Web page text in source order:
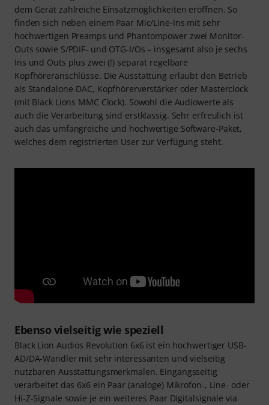
dem Gerät zahlreiche Einsatzmöglichkeiten eröffnen. So
finden sich neben einem Paar Mic/Line-Ins mit sehr
hochwertigen Preamps und Phantompower zwei Monitor-
Outs sowie S/PDIF- und OTG-I/Os – insgesamt also je sechs
Ins und Outs plus zwei (!) separat regelbare
Kopfhöreranschlüsse. Die Ausstattung erlaubt den Betrieb
als Standalone-DAC, Kopfhörerverstärker oder Masterclock
(mit Black Lions MMC Clock). Sowohl die Audiowerte als
auch die Verarbeitung sind erstklassig. Sehr erfreulich ist
auch das umfangreiche und hochwertige Software-Paket,
welches dem registrierten User zur Verfügung steht.
Ebenso vielseitig wie speziell
Black Lion Audios Revolution 6x6 ist ein hochwertiger USB-
AD/DA-Wandler mit sehr interessanten und vielseitig
nutzbaren Ausstattungsmerkmalen. Eingangsseitig
verarbeitet das 6x6 ein Paar (analoge) Mikrofon-, Line- oder
Hi-Z-Signale sowie je ein weiteres Paar Digitalsignale via